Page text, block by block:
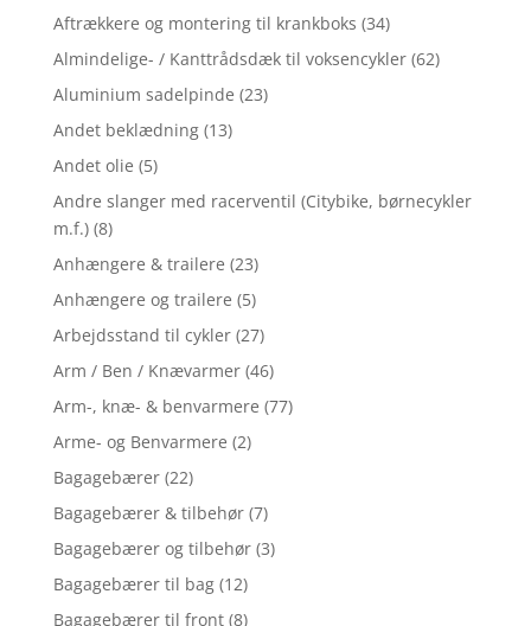
Aftrækkere og montering til krankboks (34)
Almindelige- / Kanttrådsdæk til voksencykler (62)
Aluminium sadelpinde (23)
Andet beklædning (13)
Andet olie (5)
Andre slanger med racerventil (Citybike, børnecykler
m.f.) (8)
Anhængere & trailere (23)
Anhængere og trailere (5)
Arbejdsstand til cykler (27)
Arm / Ben / Knævarmer (46)
Arm-, knæ- & benvarmere (77)
Arme- og Benvarmere (2)
Bagagebærer (22)
Bagagebærer & tilbehør (7)
Bagagebærer og tilbehør (3)
Bagagebærer til bag (12)
Bagagebærer til front (8)